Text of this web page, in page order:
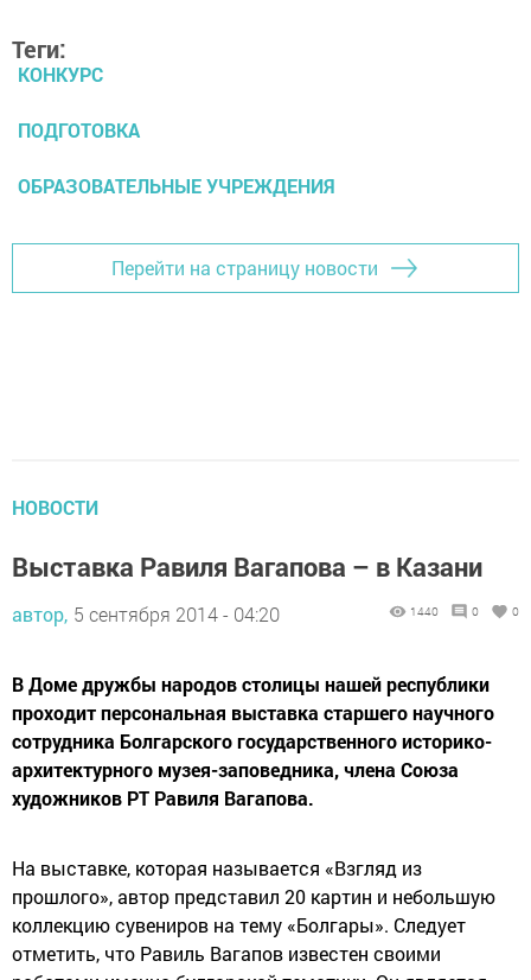
Теги:
КОНКУРС
ПОДГОТОВКА
ОБРАЗОВАТЕЛЬНЫЕ УЧРЕЖДЕНИЯ
Перейти на страницу новости
НОВОСТИ
Выставка Равиля Вагапова – в Казани
автор, 5 сентября 2014 - 04:20 1440 0 0
В Доме дружбы народов столицы нашей республики
проходит персональная выставка старшего научного
сотрудника Болгарского государственного историко-
архитектурного музея-заповедника, члена Союза
художников РТ Равиля Вагапова.
На выставке, которая называется «Взгляд из
прошлого», автор представил 20 картин и небольшую
коллекцию сувениров на тему «Болгары». Следует
отметить, что Равиль Вагапов известен своими